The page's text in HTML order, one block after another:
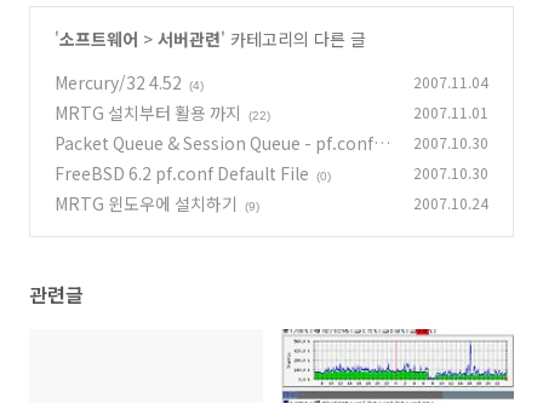
'소프트웨어 > 서버관련' 카테고리의 다른 글
Mercury/32 4.52
(4) 2007.11.04
MRTG 설치부터 활용 까지 (22) 2007.11.01
Packet Queue & Session Queue - pf.conf
(1)
2007.10.30
FreeBSD 6.2 pf.conf Default File (0) 2007.10.30
MRTG 윈도우에 설치하기 (9) 2007.10.24
관련글